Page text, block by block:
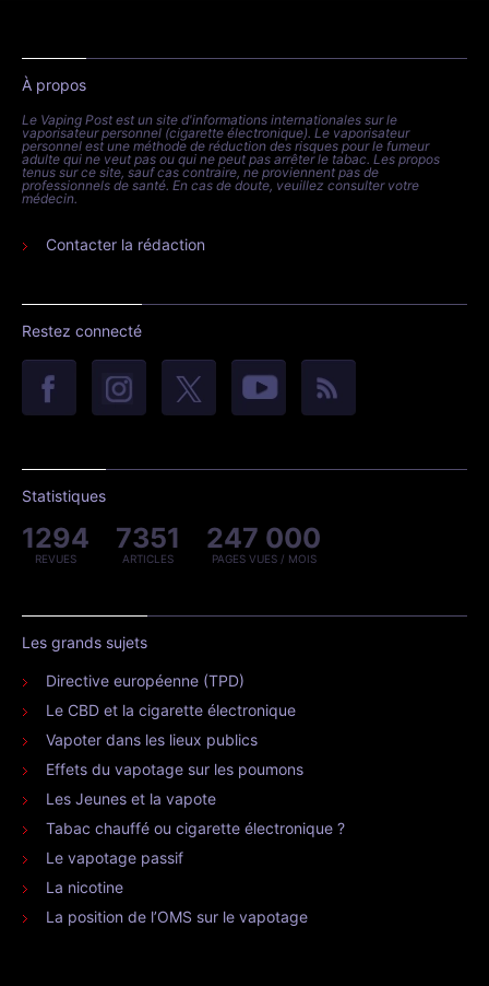
À propos
Le Vaping Post est un site d'informations internationales sur le
vaporisateur personnel (cigarette électronique). Le vaporisateur
personnel est une méthode de réduction des risques pour le fumeur
adulte qui ne veut pas ou qui ne peut pas arrêter le tabac. Les propos
tenus sur ce site, sauf cas contraire, ne proviennent pas de
professionnels de santé. En cas de doute, veuillez consulter votre
médecin.
Contacter la rédaction
Restez connecté
Statistiques
1294
REVUES
7351
ARTICLES
247 000
PAGES VUES / MOIS
Les grands sujets
Directive européenne (TPD)
Le CBD et la cigarette électronique
Vapoter dans les lieux publics
Effets du vapotage sur les poumons
Les Jeunes et la vapote
Tabac chauffé ou cigarette électronique ?
Le vapotage passif
La nicotine
La position de l’OMS sur le vapotage